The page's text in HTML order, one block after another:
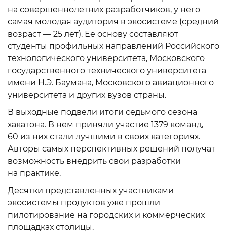
на совершеннолетних разработчиков, у него
самая молодая аудитория в экосистеме (средний
возраст — 25 лет). Ее основу составляют
студенты профильных направлений Российского
технологического университета, Московского
государственного технического университета
имени Н.Э. Баумана, Московского авиационного
университета и других вузов страны.
В выходные подвели итоги седьмого сезона
хакатона. В нем приняли участие 1379 команд,
60 из них стали лучшими в своих категориях.
Авторы самых перспективных решений получат
возможность внедрить свои разработки
на практике.
Десятки представленных участниками
экосистемы продуктов уже прошли
пилотирование на городских и коммерческих
площадках столицы.